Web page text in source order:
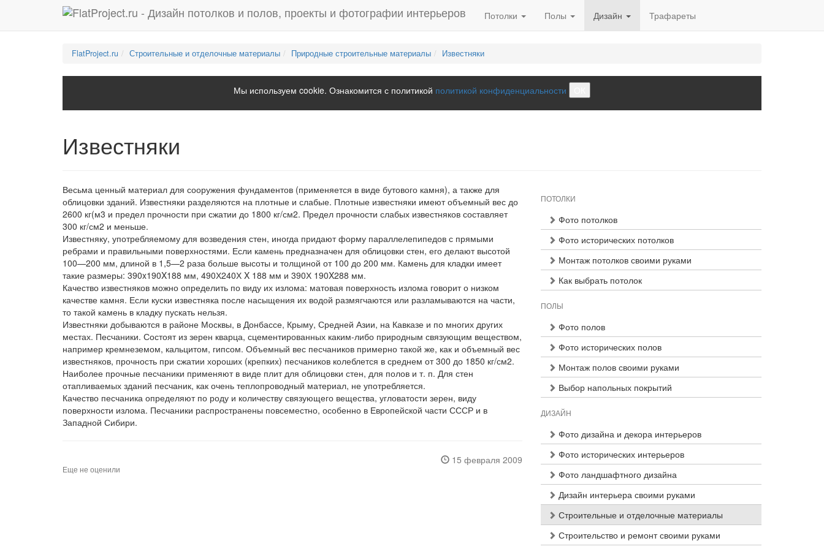
Потолки Полы Дизайн Трафареты
FlatProject.ru Строительные и отделочные материалы Природные строительные материалы Известняки
Мы используем cookie. Ознакомится с политикой политикой конфиденциальности
Известняки
Весьма ценный материал для сооружения фундаментов (применяется в виде бутового камня), а также для
облицовки зданий. Известняки разделяются на плотные и слабые. Плотные известняки имеют объемный вес до
2600 кг(м3 и предел прочности при сжатии до 1800 кг/см2. Предел прочности слабых известняков составляет
300 кг/см2 и меньше.
Известняку, употребляемому для возведения стен, иногда придают форму параллелепипедов с прямыми
ребрами и правильными поверхностями. Если камень предназначен для облицовки стен, его делают высотой
100—200 мм, длиной в 1,5—2 раза больше высоты и толщиной от 100 до 200 мм. Камень для кладки имеет
такие размеры: 390x190X188 мм, 490Х240Х X 188 мм и 390Х 190X288 мм.
Качество известняков можно определить по виду их излома: матовая поверхность излома говорит о низком
качестве камня. Если куски известняка после насыщения их водой размягчаются или разламываются на части,
то такой камень в кладку пускать нельзя.
Известняки добываются в районе Москвы, в Донбассе, Крыму, Средней Азии, на Кавказе и по многих других
местах. Песчаники. Состоят из зерен кварца, сцементированных каким-либо природным связующим веществом,
например кремнеземом, кальцитом, гипсом. Объемный вес песчаников примерно такой же, как и объемный вес
известняков, прочность при сжатии хороших (крепких) песчаников колеблется в среднем от 300 до 1850 кг/см2.
Наиболее прочные песчаники применяют в виде плит для облицовки стен, для полов и т. п. Для стен
отапливаемых зданий песчаник, как очень теплопроводный материал, не употребляется.
Качество песчаника определяют по роду и количеству связующего вещества, угловатости зерен, виду
поверхности излома. Песчаники распространены повсеместно, особенно в Европейской части СССР и в
Западной Сибири.
Еще не оценили
15 февраля 2009
ПОТОЛКИ
Фото потолков
Фото исторических потолков
Монтаж потолков своими руками
Как выбрать потолок
ПОЛЫ
Фото полов
Фото исторических полов
Монтаж полов своими руками
Выбор напольных покрытий
ДИЗАЙН
Фото дизайна и декора интерьеров
Фото исторических интерьеров
Фото ландшафтного дизайна
Дизайн интерьера своими руками
Строительные и отделочные материалы
Строительство и ремонт своими руками